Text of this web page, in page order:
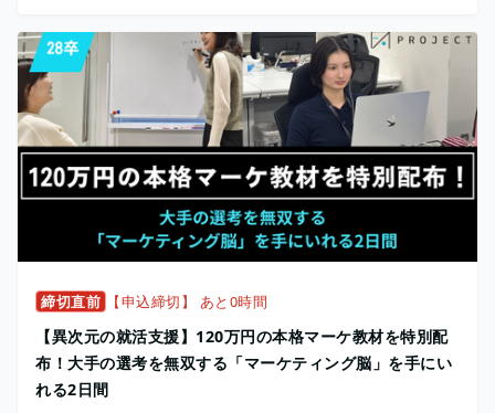
締切直前 【申込締切】 あと0時間
【異次元の就活支援】120万円の本格マーケ教材を特別配
布！大手の選考を無双する「マーケティング脳」を手にい
れる2日間